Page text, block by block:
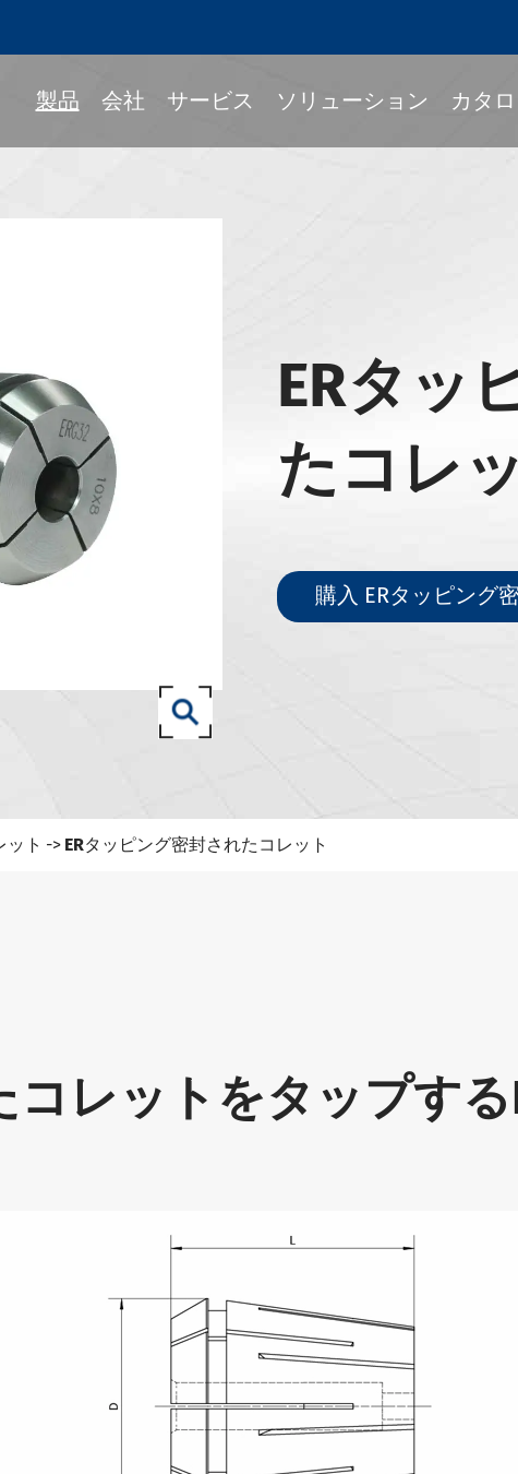
製品
ツールホルダー
ツールホルダー
ツールホルダー
ツールホルダー
ツールホルダー
CATツールホルダー
12164) HSK-Fツールホルダー
1)-HSK-Tツールホルダー
会社 サービス ソリューション カタ
ERタッ
たコレ
購入 ERタッピング
ット ERタッピング密封されたコレット
コレットをタップする